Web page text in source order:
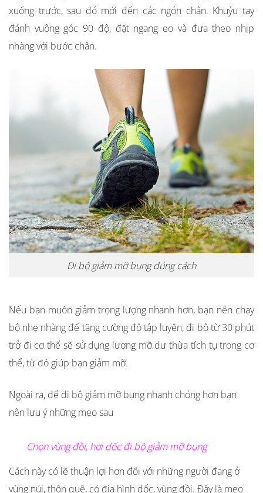
xuống trước, sau đó mới đến các ngón chân. Khuỷu tay
đánh vuông góc 90 độ, đặt ngang eo và đưa theo nhịp
nhàng với bước chân.
Đi bộ giảm mỡ bụng đúng cách
Nếu bạn muốn giảm trọng lượng nhanh hơn, bạn nên chạy
bộ nhẹ nhàng để tăng cường độ tập luyện, đi bộ từ 30 phút
trở đi cơ thể sẽ sử dụng lượng mỡ dư thừa tích tụ trong cơ
thể, từ đó giúp bạn giảm mỡ.
Ngoài ra, để đi bộ giảm mỡ bụng nhanh chóng hơn bạn
nên lưu ý những mẹo sau
Chọn vùng đồi, hơi dốc đi bộ giảm mỡ bụng
Cách này có lẽ thuận lợi hơn đối với những người đang ở
vùng núi, thôn quê, có địa hình dốc, vùng đồi. Đây là mẹo